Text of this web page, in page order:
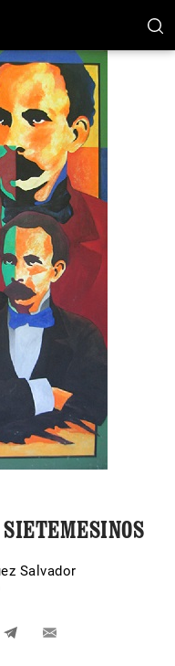
Salvador